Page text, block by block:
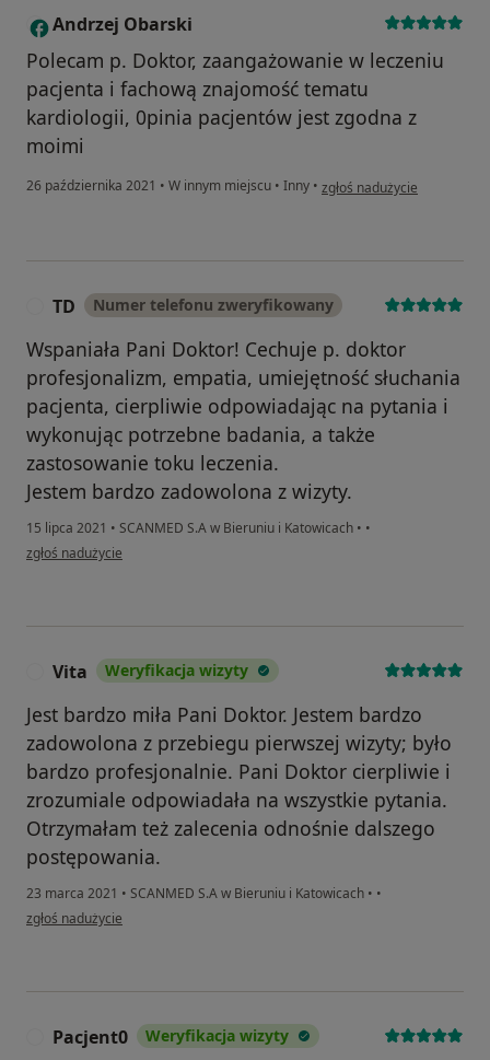
A Andrzej Obarski
Polecam p. Doktor, zaangażowanie w leczeniu
pacjenta i fachową znajomość tematu
kardiologii, 0pinia pacjentów jest zgodna z
moimi
26 października 2021 • W innym miejscu • Inny • w opinii użytkownika
zgłoś nadużycie
TD Numer telefonu zweryfikowany
Wspaniała Pani Doktor! Cechuje p. doktor
profesjonalizm, empatia, umiejętność słuchania
pacjenta, cierpliwie odpowiadając na pytania i
wykonując potrzebne badania, a także
zastosowanie toku leczenia.
Jestem bardzo zadowolona z wizyty.
15 lipca 2021 • SCANMED S.A w Bieruniu i Katowicach • •
w opinii użytkownika TD
zgłoś nadużycie
Vita Weryfikacja wizyty
Jest bardzo miła Pani Doktor. Jestem bardzo
zadowolona z przebiegu pierwszej wizyty; było
bardzo profesjonalnie. Pani Doktor cierpliwie i
zrozumiale odpowiadała na wszystkie pytania.
Otrzymałam też zalecenia odnośnie dalszego
postępowania.
23 marca 2021 • SCANMED S.A w Bieruniu i Katowicach • •
w opinii użytkownika Vita
zgłoś nadużycie
Pacjent0 Weryfikacja wizyty